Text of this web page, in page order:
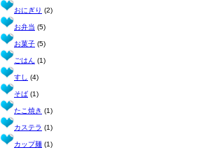
おにぎり (2)
お弁当 (5)
お菓子 (5)
ごはん (1)
すし (4)
そば (1)
たこ焼き (1)
カステラ (1)
カップ麺 (1)